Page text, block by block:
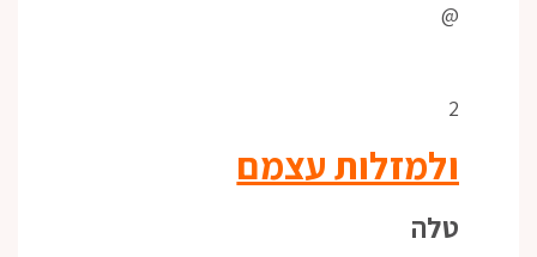
@
2
ולמזלות עצמם
טלה